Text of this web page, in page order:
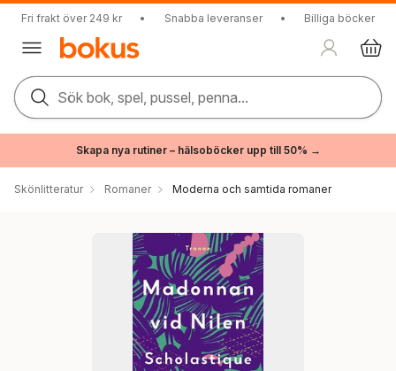
Fri frakt över 249 kr • Snabba leveranser • Billiga böcker
Sök bok, spel, pussel, penna...
Skapa nya rutiner – hälsoböcker upp till 50% →
Skönlitteratur Romaner Moderna och samtida romaner